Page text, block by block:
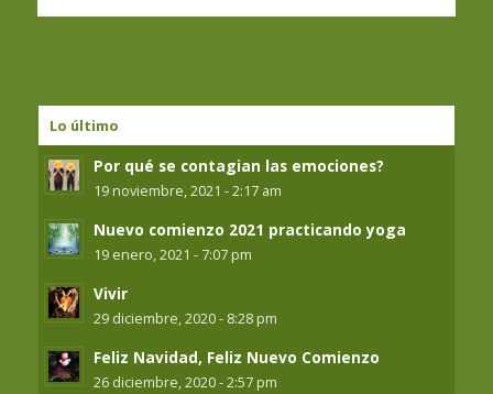
Lo último
Por qué se contagian las emociones?
19 noviembre, 2021 - 2:17 am
Nuevo comienzo 2021 practicando yoga
19 enero, 2021 - 7:07 pm
Vivir
29 diciembre, 2020 - 8:28 pm
Feliz Navidad, Feliz Nuevo Comienzo
26 diciembre, 2020 - 2:57 pm